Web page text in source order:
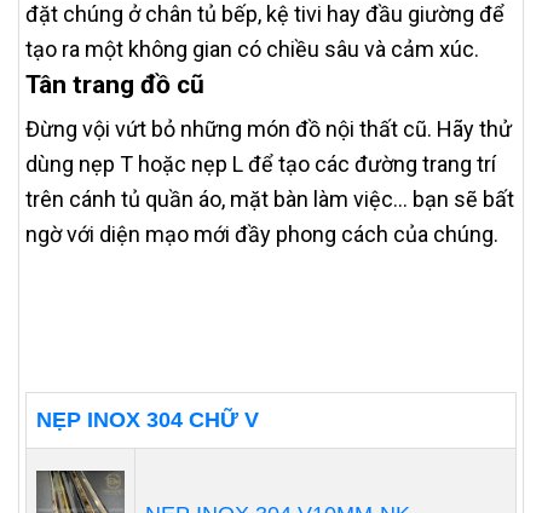
đặt chúng ở chân tủ bếp, kệ tivi hay đầu giường để
tạo ra một không gian có chiều sâu và cảm xúc.
Tân trang đồ cũ
Đừng vội vứt bỏ những món đồ nội thất cũ. Hãy thử
dùng nẹp T hoặc nẹp L để tạo các đường trang trí
trên cánh tủ quần áo, mặt bàn làm việc... bạn sẽ bất
ngờ với diện mạo mới đầy phong cách của chúng.
NẸP INOX 304 CHỮ V